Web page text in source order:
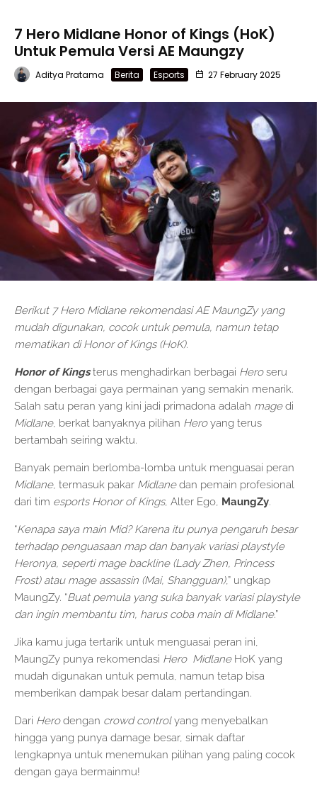
7 Hero Midlane Honor of Kings (HoK)
Untuk Pemula Versi AE Maungzy
Aditya Pratama Berita Esports 27 February 2025
Berikut 7 Hero Midlane rekomendasi AE MaungZy yang
mudah digunakan, cocok untuk pemula, namun tetap
mematikan di Honor of Kings (HoK).
Honor of Kingsterus menghadirkan berbagai Heroseru
dengan berbagai gaya permainan yang semakin menarik.
Salah satu peran yang kini jadi primadona adalah magedi
Midlane, berkat banyaknya pilihan Heroyang terus
bertambah seiring waktu.
Banyak pemain berlomba-lomba untuk menguasai peran
Midlane, termasuk pakar Midlanedan pemain profesional
dari tim esports Honor of Kings, Alter Ego, MaungZy.
“Kenapa saya main Mid? Karena itu punya pengaruh besar
terhadap penguasaan map dan banyak variasi playstyle
Heronya, seperti mage backline (Lady Zhen, Princess
Frost) atau mage assassin (Mai, Shangguan),” ungkap
MaungZy. “Buat pemula yang suka banyak variasi playstyle
dan ingin membantu tim, harus coba main di Midlane.”
Jika kamu juga tertarik untuk menguasai peran ini,
MaungZy punya rekomendasi Hero Midlane HoK yang
mudah digunakan untuk pemula, namun tetap bisa
memberikan dampak besar dalam pertandingan.
Dari Herodengan crowd controlyang menyebalkan
hingga yang punya damage besar, simak daftar
lengkapnya untuk menemukan pilihan yang paling cocok
dengan gaya bermainmu!